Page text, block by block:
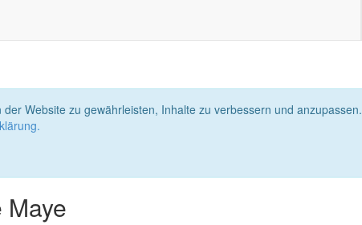
Website zu gewährleisten, Inhalte zu verbessern und anzupassen.
Maye